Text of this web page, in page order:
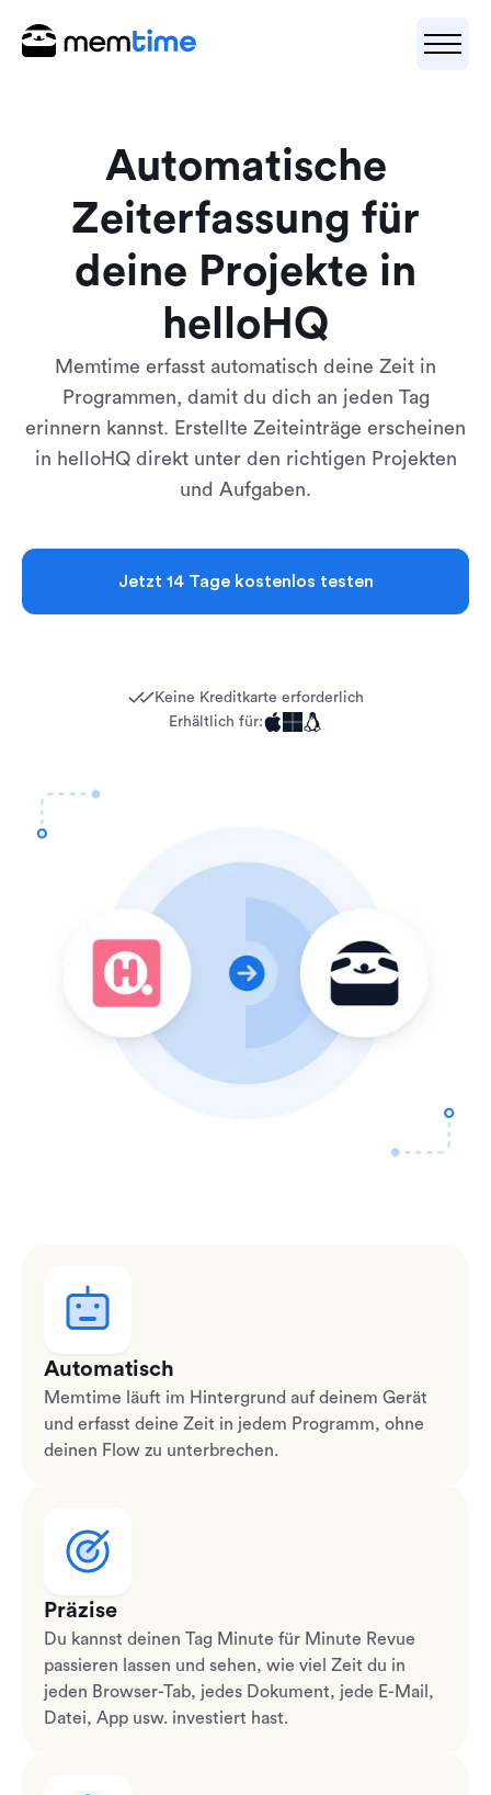
Automatische
Zeiterfassung für
deine Projekte in
helloHQ
Memtime erfasst automatisch deine Zeit in
Programmen, damit du dich an jeden Tag
erinnern kannst. Erstellte Zeiteinträge erscheinen
in helloHQ direkt unter den richtigen Projekten
und Aufgaben.
Jetzt 14 Tage kostenlos testen
Keine Kreditkarte erforderlich
Erhältlich für:
Automatisch
Memtime läuft im Hintergrund auf deinem Gerät
und erfasst deine Zeit in jedem Programm, ohne
deinen Flow zu unterbrechen.
Präzise
Du kannst deinen Tag Minute für Minute Revue
passieren lassen und sehen, wie viel Zeit du in
jeden Browser-Tab, jedes Dokument, jede E-Mail,
Datei, App usw. investiert hast.